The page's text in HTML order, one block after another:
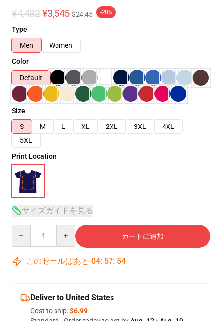
¥4,432 ¥3,545 $24.45 -20%
Type
Men
Women
Color
Default
Size
S
M L XL 2XL 3XL
4XL
5XL
Print Location
サイズガイドを見る
カートに追加
このセールはあと 04: 57: 54
Deliver to United States
Cost to ship:$6.99